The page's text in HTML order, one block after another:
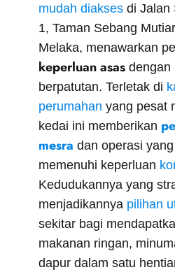
mudah diakses di Jalan
1, Taman Sebang
Melaka, menawarkan
keperluan asas dengan
berpatutan. Terletak di
perumahan yang pesat
kedai ini memberikan
mesra dan operasi
memenuhi keperluan
Kedudukannya yang
menjadikannya pilihan
sekitar bagi
makanan ringan,
dapur dalam satu